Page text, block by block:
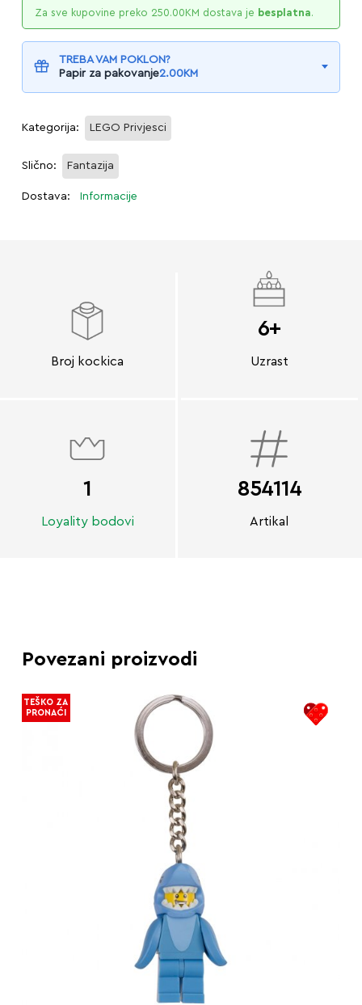
Za sve kupovine preko 250.00KM dostava je besplatna.
TREBA VAM POKLON?
Papir za pakovanje2.00KM
Kategorija: LEGO Privjesci
Slično: Fantazija
Dostava: Informacije
Broj kockica
6+
Uzrast
1
Loyality bodovi
854114
Artikal
Povezani proizvodi
TEŠKO ZA
PRONAĆI